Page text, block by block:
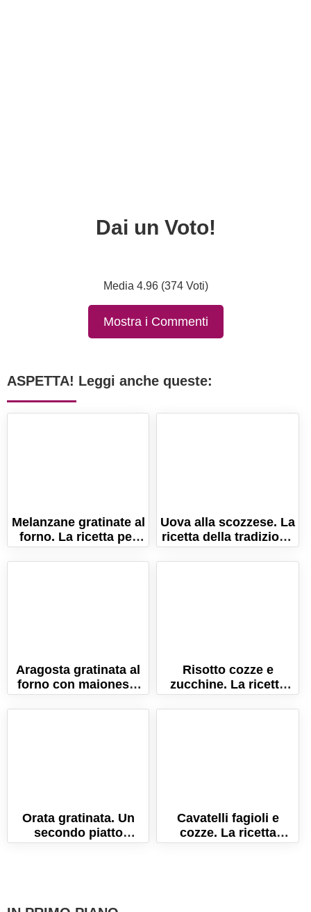
Dai un Voto!
Media 4.96 (374 Voti)
Mostra i Commenti
ASPETTA! Leggi anche queste:
Melanzane gratinate al
forno. La ricetta per
farle semplici e
sfiziose!
Uova alla scozzese. La
ricetta della tradizione
britannica
Aragosta gratinata al
forno con maionese.
La ricetta gourmet!
Risotto cozze e
zucchine. La ricetta
perfetta per farlo
cremosissimo!
Orata gratinata. Un
secondo piatto
leggero e gustoso!
Cavatelli fagioli e
cozze. La ricetta
tradizionale